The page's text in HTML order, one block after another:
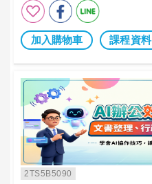
加入購物車 課程資料
2TS5B5090